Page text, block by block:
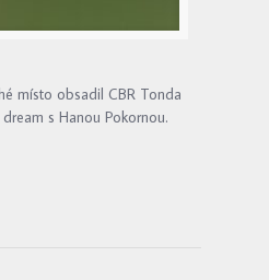
místo obsadil CBR Tonda
s Hanou Pokornou.